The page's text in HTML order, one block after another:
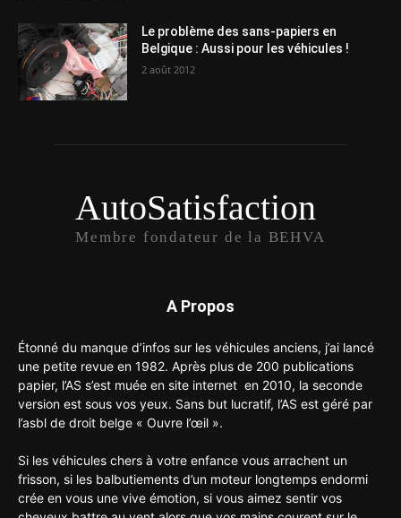
Le problème des sans-papiers en
Belgique : Aussi pour les véhicules !
2 août 2012
AutoSatisfaction
Membre fondateur de la BEHVA
A Propos
Étonné du manque d’infos sur les véhicules anciens, j’ai lancé
une petite revue en 1982. Après plus de 200 publications
papier, l’AS s’est muée en site internet en 2010, la seconde
version est sous vos yeux. Sans but lucratif, l’AS est géré par
l’asbl de droit belge « Ouvre l’œil ».
Si les véhicules chers à votre enfance vous arrachent un
frisson, si les balbutiements d’un moteur longtemps endormi
crée en vous une vive émotion, si vous aimez sentir vos